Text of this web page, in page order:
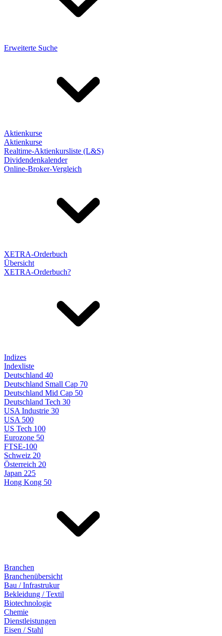
Erweiterte Suche
Aktienkurse
Aktienkurse
Realtime-Aktienkursliste (L&S)
Dividendenkalender
Online-Broker-Vergleich
XETRA-Orderbuch
Übersicht
XETRA-Orderbuch?
Indizes
Indexliste
Deutschland 40
Deutschland Small Cap 70
Deutschland Mid Cap 50
Deutschland Tech 30
USA Industrie 30
USA 500
US Tech 100
Eurozone 50
FTSE-100
Schweiz 20
Österreich 20
Japan 225
Hong Kong 50
Branchen
Branchenübersicht
Bau / Infrastrukur
Bekleidung / Textil
Biotechnologie
Chemie
Dienstleistungen
Eisen / Stahl